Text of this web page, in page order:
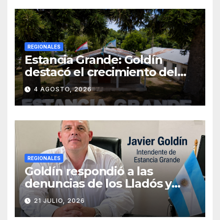
VECINOS
REGIONALES
Estancia Grande: Goldín
destacó el crecimiento del
municipio, anunció nuevas
obras y defendió su gestión
frente a las críticas
4 AGOSTO, 2026
REGIONALES
Goldín respondió a las
denuncias de los Lladós y
defendió la transparencia de
su gestión
21 JULIO, 2026